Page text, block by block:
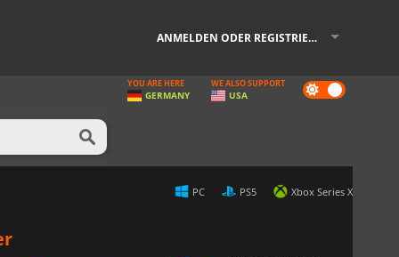
ANMELDEN ODER REGISTRIEREN
Dark
mode
YOU ARE HERE
GERMANY
WE ALSO SUPPORT
USA
PC PS5 Xbox Series X